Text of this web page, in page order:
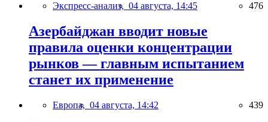
Экспресс-анализ, 04 августа, 14:45 476
Азербайджан вводит новые
правила оценки концентрации
рынков — главным испытанием
станет их применение
Европа, 04 августа, 14:42 439